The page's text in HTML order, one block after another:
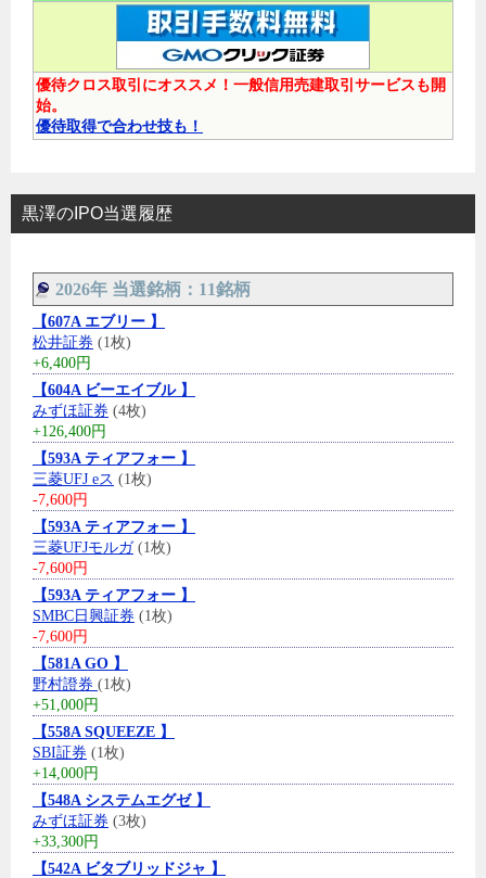
優待クロス取引にオススメ！一般信用売建取引サービスも開
始。
優待取得で合わせ技も！
黒澤のIPO当選履歴
2026年 当選銘柄：11銘柄
【607A エブリー 】
松井証券 (1枚)
+6,400円
【604A ビーエイブル 】
みずほ証券 (4枚)
+126,400円
【593A ティアフォー 】
三菱UFJ eス (1枚)
-7,600円
【593A ティアフォー 】
三菱UFJモルガ(1枚)
-7,600円
【593A ティアフォー 】
SMBC日興証券 (1枚)
-7,600円
【581A GO 】
野村證券 (1枚)
+51,000円
【558A SQUEEZE 】
SBI証券 (1枚)
+14,000円
【548A システムエグゼ 】
みずほ証券 (3枚)
+33,300円
【542A ビタブリッドジャ 】